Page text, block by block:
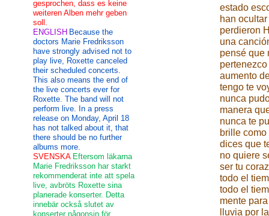
estado
han
perdieron
una
pensé que
aumento
tengo te
nunca
manera
nunca te
brille
dices que
no quiere
ser tu
todo el
todo el
mente
lluvia por
gesprochen, dass es keine
weiteren Alben mehr geben
soll.
ENGLISH Because the
doctors Marie Fredriksson
have strongly advised not to
play live, Roxette canceled
their scheduled concerts.
This also means the end of
the live concerts ever for
Roxette. The band will not
perform live. In a press
release on Monday, April 18
has not talked about it, that
there should be no further
albums more.
SVENSKA Eftersom läkarna
Marie Fredriksson har starkt
rekommenderat inte att spela
live, avbröts Roxette sina
planerade konserter. Detta
innebär också slutet av
konserter någonsin för